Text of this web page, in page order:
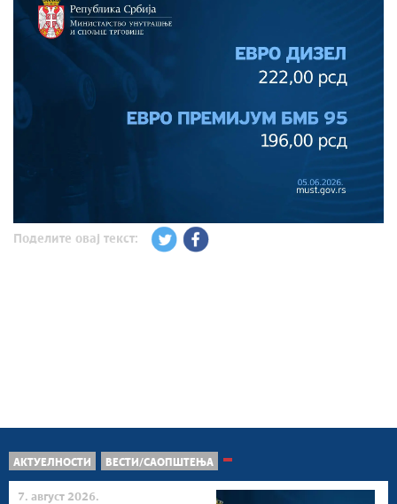
Поделите овај текст:
АКТУЕЛНОСТИ ВЕСТИ/САОПШТЕЊА
7. август 2026.